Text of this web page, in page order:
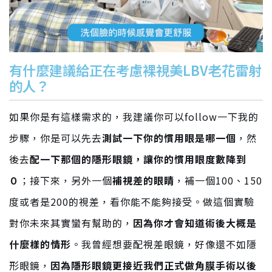
有什麼建議給正在考慮裸視美LBV老花雷射
的人？
如果你是有這樣需求的，我建議你可以follow一下我的
步驟，你是可以先去測試一下你的慣用眼是哪一個 ，然
後去配一下那個的隱形眼鏡，讓你的慣用眼度數降到
０ ；接下來，另外一個補視差的眼睛 ，補一個100、150
度或者是200的視差，看你能不能夠接受。做這個實驗
對你未來其實蠻有幫助的， 因為你才會知道術後大概是
什麼樣的情形 。我曾經想要配視差眼鏡，好像還不如隱
形眼鏡， 因為隱形眼鏡更接近我們正式做角膜手術以後